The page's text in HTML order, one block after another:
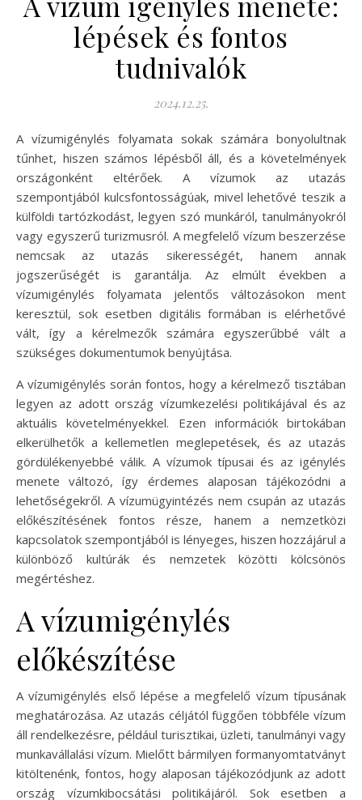
lépések és fontos
tudnivalók
2024.12.25.
A vízumigénylés folyamata sokak számára bonyolultnak
tűnhet, hiszen számos lépésből áll, és a követelmények
országonként eltérőek. A vízumok az utazás
szempontjából kulcsfontosságúak, mivel lehetővé teszik a
külföldi tartózkodást, legyen szó munkáról, tanulmányokról
vagy egyszerű turizmusról. A megfelelő vízum beszerzése
nemcsak az utazás sikerességét, hanem annak
jogszerűségét is garantálja. Az elmúlt években a
vízumigénylés folyamata jelentős változásokon ment
keresztül, sok esetben digitális formában is elérhetővé
vált, így a kérelmezők számára egyszerűbbé vált a
szükséges dokumentumok benyújtása.
A vízumigénylés során fontos, hogy a kérelmező tisztában
legyen az adott ország vízumkezelési politikájával és az
aktuális követelményekkel. Ezen információk birtokában
elkerülhetők a kellemetlen meglepetések, és az utazás
gördülékenyebbé válik. A vízumok típusai és az igénylés
menete változó, így érdemes alaposan tájékozódni a
lehetőségekről. A vízumügyintézés nem csupán az utazás
előkészítésének fontos része, hanem a nemzetközi
kapcsolatok szempontjából is lényeges, hiszen hozzájárul a
különböző kultúrák és nemzetek közötti kölcsönös
megértéshez.
A vízumigénylés
előkészítése
A vízumigénylés első lépése a megfelelő vízum típusának
meghatározása. Az utazás céljától függően többféle vízum
áll rendelkezésre, például turisztikai, üzleti, tanulmányi vagy
munkavállalási vízum. Mielőtt bármilyen formanyomtatványt
kitöltenénk, fontos, hogy alaposan tájékozódjunk az adott
ország vízumkibocsátási politikájáról. Sok esetben a